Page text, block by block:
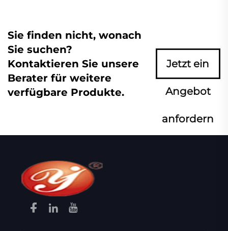
Sie finden nicht, wonach
Sie suchen?
Kontaktieren Sie unsere
Berater für weitere
verfügbare Produkte.
Jetzt ein
Angebot
anfordern